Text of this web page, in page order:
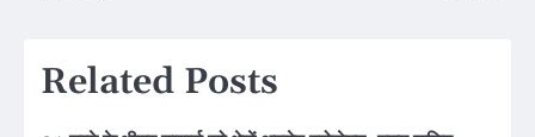
Related Posts